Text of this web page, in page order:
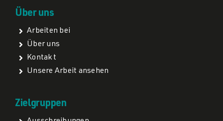
Über uns
Arbeiten bei
Über uns
Kontakt
Unsere Arbeit ansehen
Zielgruppen